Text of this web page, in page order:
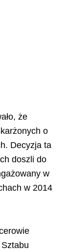
że
o
Decyzja ta
doszli do
w
w 2014